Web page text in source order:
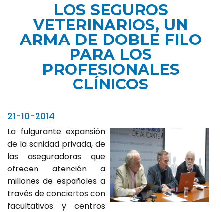
LOS SEGUROS
VETERINARIOS, UN
ARMA DE DOBLE FILO
PARA LOS
PROFESIONALES
CLÍNICOS
21-10-2014
La fulgurante expansión
de la sanidad privada, de
las aseguradoras que
ofrecen atención a
millones de españoles a
través de conciertos con
facultativos y centros